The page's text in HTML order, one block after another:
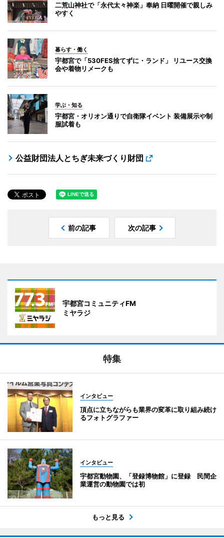
二荒山神社で「永代太々神楽」奉納 日曜開催で親しみ
やすく
暮らす・働く
宇都宮で「530FES捨てずに・ランド」 リユース交換
会や着物リメークも
学ぶ・知る
宇都宮・オリオン通りで自衛隊イベント 装備展示や制
服試着も
公益財団法人とちぎ未来づくり財団
前の記事 次の記事
宇都宮コミュニティFM
ミヤラジ
特集
インタビュー
頂点に立ちながらも業界の変革に取り組み続け
るフォトグラファー
インタビュー
宇都宮動物園、「登録博物館」に登録 民間企
業運営の動物園では初
もっと見る